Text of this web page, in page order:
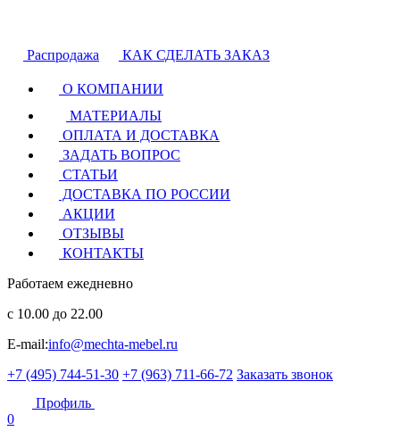
Распродажа КАК СДЕЛАТЬ ЗАКАЗ
О КОМПАНИИ
МАТЕРИАЛЫ
ОПЛАТА И ДОСТАВКА
ЗАДАТЬ ВОПРОС
СТАТЬИ
ДОСТАВКА ПО РОССИИ
АКЦИИ
ОТЗЫВЫ
КОНТАКТЫ
Работаем ежедневно
с 10.00 до 22.00
E-mail:info@mechta-mebel.ru
+7 (495) 744-51-30 +7 (963) 711-66-72 Заказать звонок
Профиль
0